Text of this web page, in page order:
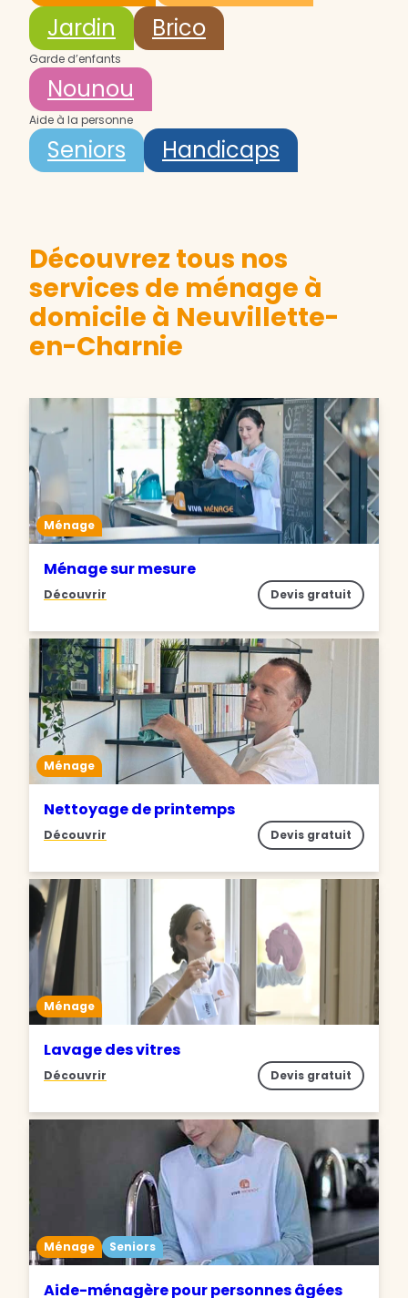
Jardin
Brico
Garde d’enfants
Nounou
Aide à la personne
Seniors Handicaps
Découvrez tous nos
services de ménage à
domicile à Neuvillette-
en-Charnie
Ménage
Ménage sur mesure
Découvrir Devis gratuit
Ménage
Nettoyage de printemps
Découvrir Devis gratuit
Ménage
Lavage des vitres
Découvrir Devis gratuit
Ménage Seniors
Aide-ménagère pour personnes âgées